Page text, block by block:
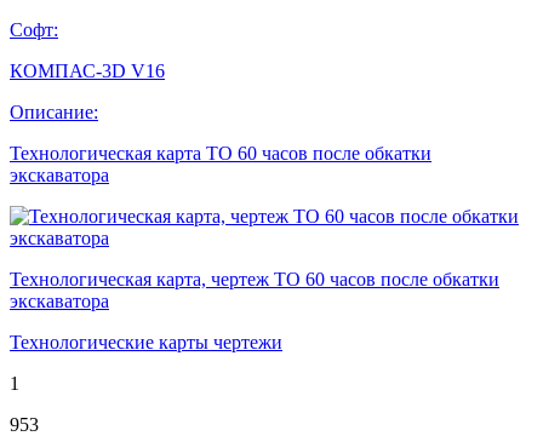
Софт:
КОМПАС-3D V16
Описание:
Технологическая карта ТО 60 часов после обкатки
экскаватора
Технологическая карта, чертеж ТО 60 часов после обкатки
экскаватора
Технологические карты чертежи
1
953